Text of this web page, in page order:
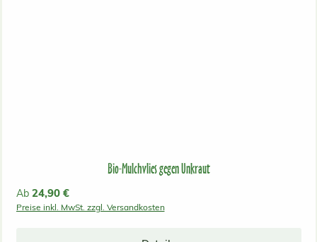
Bio-Mulchvlies gegen Unkraut
Regulärer Preis:
Ab 24,90 €
Preise inkl. MwSt. zzgl. Versandkosten